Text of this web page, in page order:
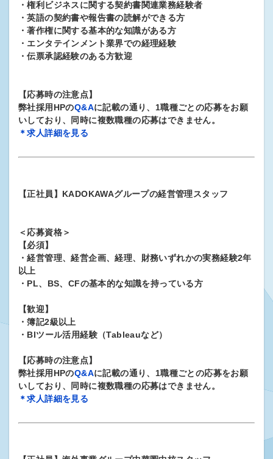
・権利ビジネスに関する契約書関連業務経験者
・英語の契約書や報告書の読解ができる方
・著作権に関する基本的な知識がある方
・エンタテインメント業界での経理経験
・伝票承認経験のある方歓迎
【応募時の注意点】
弊社採用HPのQ&Aに記載の通り、1職種ごとの応募をお願
いしており、同時に複数職種の応募はできません。
＊求人詳細を見る
【正社員】KADOKAWAグループの経営管理スタッフ
＜応募資格＞
【必須】
・経営管理、経営企画、経理、財務いずれかの実務経験2年
以上
・PL、BS、CFの基本的な知識を持っている方
【歓迎】
・簿記2級以上
・BIツール活用経験（Tableauなど）
【応募時の注意点】
弊社採用HPのQ&Aに記載の通り、1職種ごとの応募をお願
いしており、同時に複数職種の応募はできません。
＊求人詳細を見る